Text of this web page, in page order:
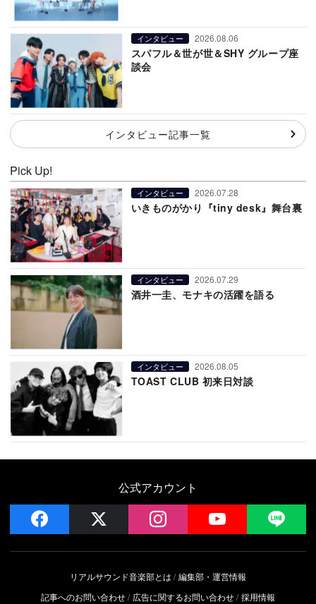
インタビュー 2026.08.06
スパフル＆世が世＆SHY グループ座
談会
インタビュー記事一覧
Pick Up!
インタビュー 2026.07.28
いきものがかり『tiny desk』舞台裏
インタビュー 2026.07.29
酒井一圭、モナキの活躍を語る
インタビュー 2026.08.05
TOAST CLUB 初来日対談
公式アカウント
facebook instagram YouTube
リアルサウンド音楽部とは
編集部・運営情報
記事へのお問い合わせ
広告に関するお問い合わせ 採用情報